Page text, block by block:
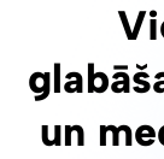
un